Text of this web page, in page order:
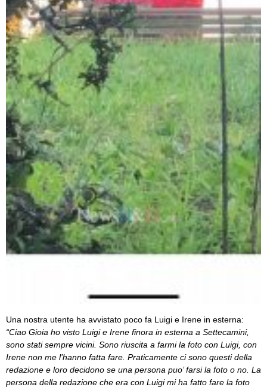
Una nostra utente ha avvistato poco fa Luigi e Irene in esterna:
“Ciao Gioia ho visto Luigi e Irene finora in esterna a Settecamini,
sono stati sempre vicini. Sono riuscita a farmi la foto con Luigi, con
Irene non me l’hanno fatta fare. Praticamente ci sono questi della
redazione e loro decidono se una persona puo’ farsi la foto o no. La
persona della redazione che era con Luigi mi ha fatto fare la foto